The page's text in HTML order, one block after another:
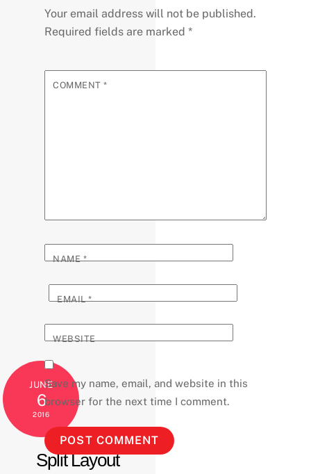
JUNE
6
2016
Split Layout
Your email address will not be published.
Required fields are marked *
COMMENT*
NAME*
EMAIL*
WEBSITE
Save my name, email, and website in this
browser for the next time I comment.